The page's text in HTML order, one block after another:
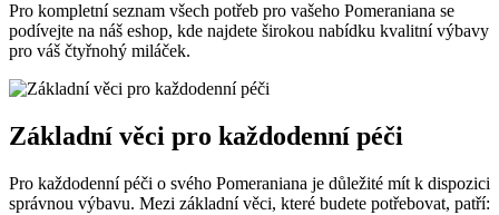
Pro kompletní seznam všech potřeb‌ pro vašeho Pomeraniana se‌
podívejte na náš eshop,‌ kde ‌najdete širokou nabídku ​kvalitní výbavy
pro váš čtyřnohý miláček.
Základní věci pro každodenní péči
Pro každodenní péči o svého‍ Pomeraniana je důležité mít k dispozici
správnou výbavu.⁢ Mezi základní věci, které‍ budete ‌potřebovat,​ patří: